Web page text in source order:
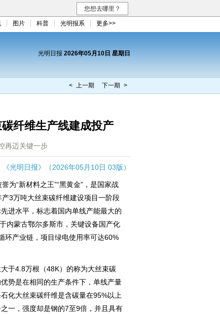
您想去哪里？
图片 科普 光明报系 更多>>
光明日报 2026年05月10日 星期日
< 上一期 下一期 >
纤维生产线建成投产
再迈关键一步
《光明日报》（2026年05月10日 03版）
为“新材料之王”“黑黄金”，是国家战
3万吨大丝束碳纤维建设项目一阶段
进水平，标志着国内单线产能最大的
内蒙古鄂尔多斯市，关键设备国产化
环产业链，项目绿电使用率可达60%
4.8万根（48K）的称为大丝束碳
势是在相同的生产条件下，单线产量
化大丝束碳纤维是含碳量在95%以上
一，强度却是钢的7至9倍，并且具有